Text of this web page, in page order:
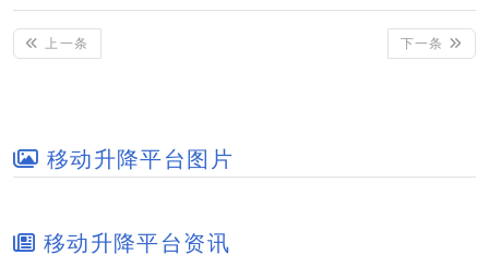
上一条 下一条
移动升降平台图片
移动升降平台资讯